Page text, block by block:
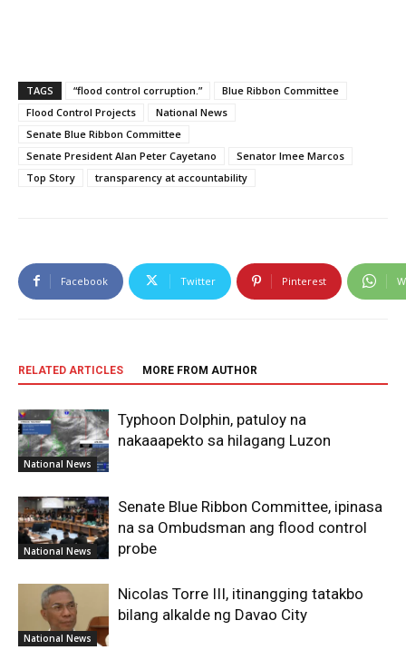
TAGS “flood control corruption.”
Blue Ribbon Committee
Flood Control Projects
National News
Senate Blue Ribbon Committee
Senate President Alan Peter Cayetano
Senator Imee Marcos
Top Story
transparency at accountability
Facebook Twitter Pinterest
RELATED ARTICLES MORE FROM AUTHOR
National News
Typhoon Dolphin, patuloy na
nakaaapekto sa hilagang Luzon
National News
Senate Blue Ribbon Committee, ipinasa
na sa Ombudsman ang flood control
probe
National News
Nicolas Torre III, itinangging tatakbo
bilang alkalde ng Davao City